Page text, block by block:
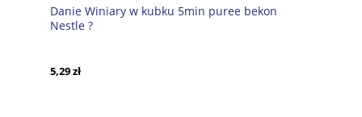
Danie Winiary w kubku 5min puree bekon
Nestle ?
5,29 zł